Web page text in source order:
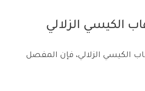
الكيسي الزلالي
الكيسي الزلالي، فإن المفصل